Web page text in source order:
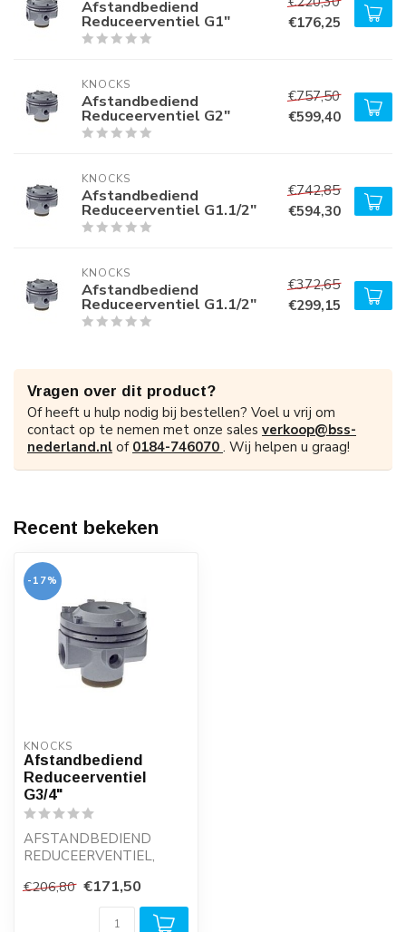
Afstandbediend
Reduceerventiel G1"
€176,25
KNOCKS
Afstandbediend
Reduceerventiel G2"
€757,50
€599,40
KNOCKS
Afstandbediend
Reduceerventiel G1.1/2"
€742,85
€594,30
KNOCKS
Afstandbediend
Reduceerventiel G1.1/2"
€372,65
€299,15
Vragen over dit product?
Of heeft u hulp nodig bij bestellen? Voel u vrij om
contact op te nemen met onze sales verkoop@bss-
nederland.nl of 0184-746070 . Wij helpen u graag!
Recent bekeken
-17%
KNOCKS
Afstandbediend
Reduceerventiel
G3/4"
AFSTANDBEDIEND
REDUCEERVENTIEL,
DRI 54 | G3/4"
€206,80 €171,50